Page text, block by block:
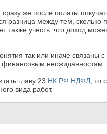
сразу же после оплаты
разница между тем, сколько
также учесть, что доход
так или иначе связаны
финансовым неожиданностям.
главу 23 НК РФ НДФЛ , то
вида работ.